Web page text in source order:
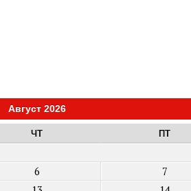
Август 2026
ЧТ ПТ
6 7